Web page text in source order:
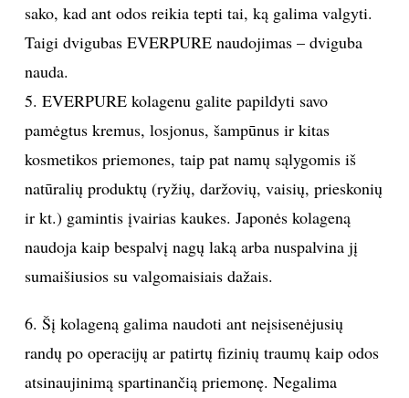
sako, kad ant odos reikia tepti tai, ką galima valgyti.
Taigi dvigubas EVERPURE naudojimas – dviguba
nauda.
5. EVERPURE kolagenu galite papildyti savo
pamėgtus kremus, losjonus, šampūnus ir kitas
kosmetikos priemones, taip pat namų sąlygomis iš
natūralių produktų (ryžių, daržovių, vaisių, prieskonių
ir kt.) gamintis įvairias kaukes. Japonės kolageną
naudoja kaip bespalvį nagų laką arba nuspalvina jį
sumaišiusios su valgomaisiais dažais.
6. Šį kolageną galima naudoti ant neįsisenėjusių
randų po operacijų ar patirtų fizinių traumų kaip odos
atsinaujinimą spartinančią priemonę. Negalima